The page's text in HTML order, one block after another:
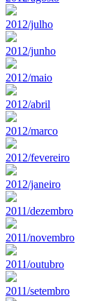
2012/julho
2012/junho
2012/maio
2012/abril
2012/marco
2012/fevereiro
2012/janeiro
2011/dezembro
2011/novembro
2011/outubro
2011/setembro